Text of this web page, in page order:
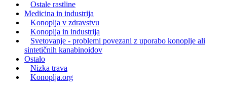
Ostale rastline
Medicina in industrija
Konoplja v zdravstvu
Konoplja in industrija
Svetovanje - problemi povezani z uporabo konoplje ali
sintetičnih kanabinoidov
Ostalo
Nizka trava
Konoplja.org